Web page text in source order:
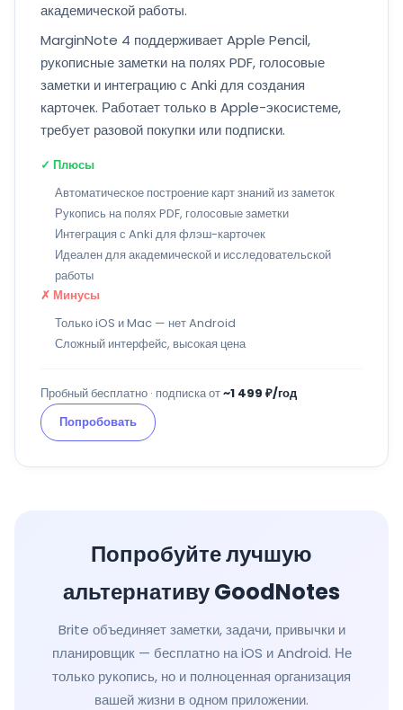
академической работы.
MarginNote 4 поддерживает Apple Pencil,
рукописные заметки на полях PDF, голосовые
заметки и интеграцию с Anki для создания
карточек. Работает только в Apple-экосистеме,
требует разовой покупки или подписки.
✓ Плюсы
Автоматическое построение карт знаний из заметок
Рукопись на полях PDF, голосовые заметки
Интеграция с Anki для флэш-карточек
Идеален для академической и исследовательской
работы
✗ Минусы
Только iOS и Mac — нет Android
Сложный интерфейс, высокая цена
Пробный бесплатно · подписка от~1 499 ₽/год
Попробовать
Попробуйте лучшую
альтернативу GoodNotes
Brite объединяет заметки, задачи, привычки и
планировщик — бесплатно на iOS и Android. Не
только рукопись, но и полноценная организация
вашей жизни в одном приложении.